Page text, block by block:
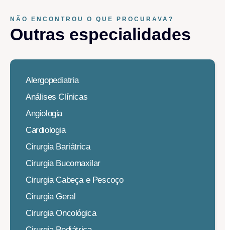
NÃO ENCONTROU O QUE PROCURAVA?
Outras especialidades​
Alergopediatria
Análises Clínicas
Angiologia
Cardiologia
Cirurgia Bariátrica
Cirurgia Bucomaxilar
Cirurgia Cabeça e Pescoço
Cirurgia Geral
Cirurgia Oncológica